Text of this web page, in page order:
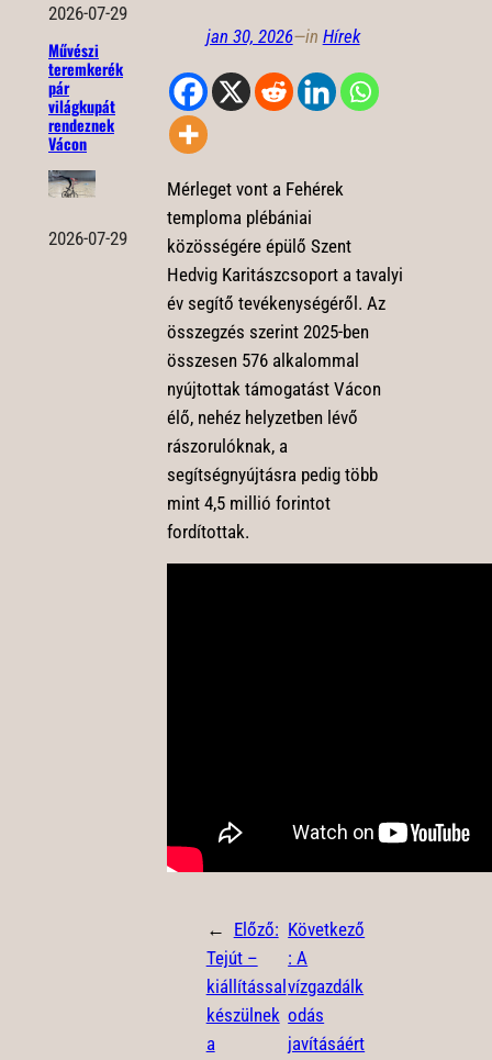
2026-07-29
Művészi
teremkerék
pár
világkupát
rendeznek
Vácon
2026-07-29
jan 30, 2026—in Hírek
Mérleget vont a Fehérek
temploma plébániai
közösségére épülő Szent
Hedvig Karitászcsoport a tavalyi
év segítő tevékenységéről. Az
összegzés szerint 2025-ben
összesen 576 alkalommal
nyújtottak támogatást Vácon
élő, nehéz helyzetben lévő
rászorulóknak, a
segítségnyújtásra pedig több
mint 4,5 millió forintot
fordítottak.
← Előző:
Tejút –
kiállítással
készülnek
a
Következő
:A
vízgazdálk
odás
javításáért